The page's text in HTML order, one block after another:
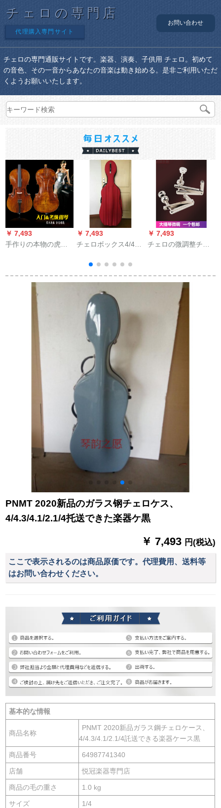
チェロの専門店
代理購入専門サイト
お問い合わせ
チェロの専門通販サイトです。楽器、演奏、子供用 チェロ。初めて
の音色、その一音からあなたの音楽は動き始める。是非ご利用いただ
くようお願いいたします。
￥ 7,493
手作りの本物の虎の
の児童の楽器の1/8チ
ェロを演奏します。
￥ 7,493
チェロボックス4/4
プロフィリップドリ
ップボックス3/4 1/2
￥ 7,493
チェロの微調整チェ
4/4 1/2泛用楽器の大
きなサズの3つ
【4/4、3/4、1/2ジェ
ロにふさわしい】
PNMT 2020新品のガラス钢チェロケス、
4/4.3/4.1/2.1/4托送できた楽器ケ黒
￥ 7,493 円(税込)
ここで表示されるのは商品原価です。代理費用、送料等
はお問い合わせください。
基本的な情報
商品名称
PNMT 2020新品ガラス鋼チェロケース、
4/4.3/4.1/2.1/4託送できる楽器ケース黒
商品番号 64987741340
店舗 悦冠楽器専門店
商品の毛の重さ 1.0 kg
サイズ 1/4